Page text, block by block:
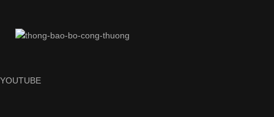
YOUTUBE